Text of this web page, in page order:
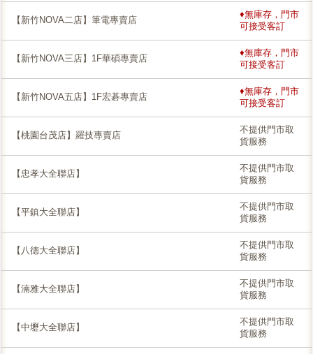
【新竹NOVA二店】筆電專賣店
♦無庫存，門市
可接受客訂
【新竹NOVA三店】1F華碩專賣店
♦無庫存，門市
可接受客訂
【新竹NOVA五店】1F宏碁專賣店
♦無庫存，門市
可接受客訂
【桃園台茂店】羅技專賣店
不提供門市取
貨服務
【忠孝大全聯店】
不提供門市取
貨服務
【平鎮大全聯店】
不提供門市取
貨服務
【八德大全聯店】
不提供門市取
貨服務
【湳雅大全聯店】
不提供門市取
貨服務
【中壢大全聯店】
不提供門市取
貨服務